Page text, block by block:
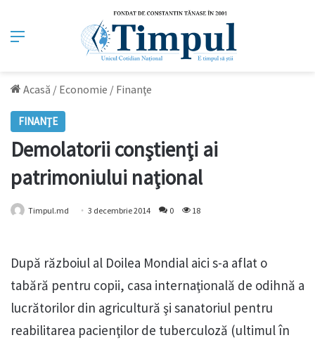
Meniu
Acasă / Economie / Finanţe
FINANŢE
Demolatorii conştienţi ai
patrimoniului naţional
Timpul.md 3 decembrie 2014 0 18
După războiul al Doilea Mondial aici s-a aflat o
tabără pentru copii, casa internaţională de odihnă a
lucrătorilor din agricultură şi sanatoriul pentru
reabilitarea pacienţilor de tuberculoză (ultimul în